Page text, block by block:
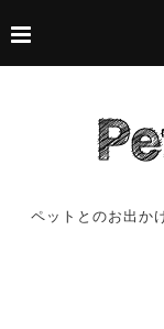
ペットとのお出か